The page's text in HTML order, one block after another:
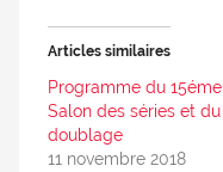
Articles similaires
Programme du 15éme
Salon des séries et du
doublage
11 novembre 2018